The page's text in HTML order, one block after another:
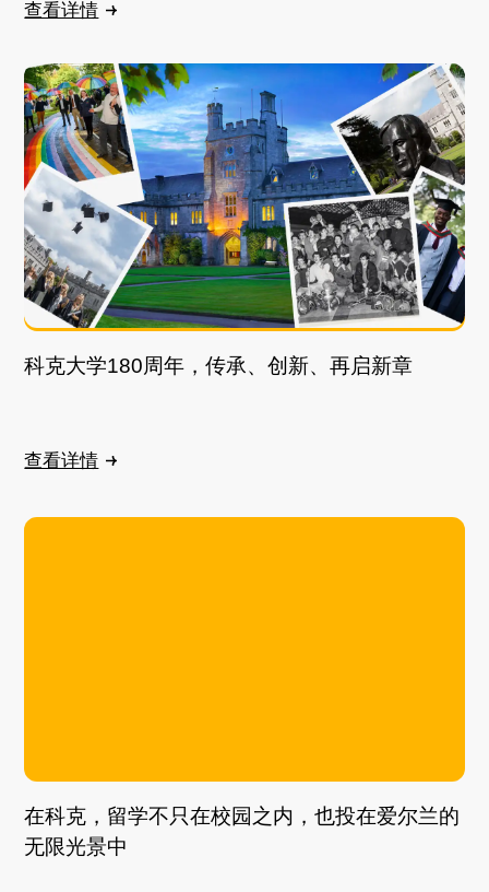
查看详情
科克大学180周年，传承、创新、再启新章
查看详情
在科克，留学不只在校园之内，也投在爱尔兰的
无限光景中